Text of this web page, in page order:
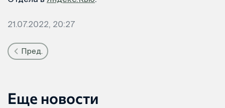
21.07.2022, 20:27
Пред.
Еще новости